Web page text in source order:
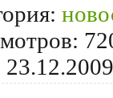
23.12.2009